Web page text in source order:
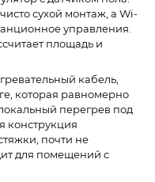
сухой монтаж, а Wi-
управления.
площадь и
кабель,
которая равномерно
перегрев под
конструкция
почти не
для помещений с